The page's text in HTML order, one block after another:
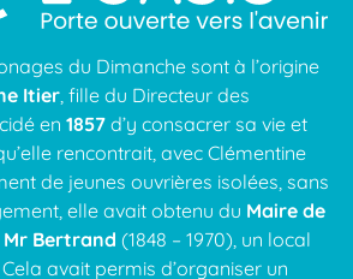
du Dimanche sont à l’origine
Itier, fille du Directeur des
en 1857 d’y consacrer sa vie et
rencontrait, avec Clémentine
de jeunes ouvrières isolées, sans
elle avait obtenu du Maire de
Mr Bertrand (1848 – 1970), un local
avait permis d’organiser un